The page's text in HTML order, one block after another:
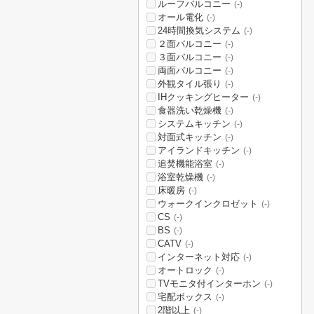
ルーフバルコニー (-)
オール電化 (-)
24時間換気システム (-)
２面バルコニー (-)
３面バルコニー (-)
両面バルコニー (-)
外観タイル張り (-)
IHクッキングヒーター (-)
食器洗い乾燥機 (-)
システムキッチン (-)
対面式キッチン (-)
アイランドキッチン (-)
追焚機能浴室 (-)
浴室乾燥機 (-)
床暖房 (-)
ウォークインクロゼット (-)
CS (-)
BS (-)
CATV (-)
インターネット対応 (-)
オートロック (-)
TVモニタ付インターホン (-)
宅配ボックス (-)
2階以上 (-)